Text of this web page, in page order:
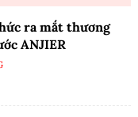
ra mắt thương
ANJIER